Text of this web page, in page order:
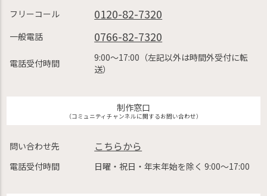
フリーコール 0120-82-7320
一般電話 0766-82-7320
電話受付時間
9:00〜17:00（左記以外は時間外受付に転
送）
制作窓口
（コミュニティチャンネルに関するお問い合わせ）
問い合わせ先 こちらから
電話受付時間 日曜・祝日・年末年始を除く 9:00〜17:00